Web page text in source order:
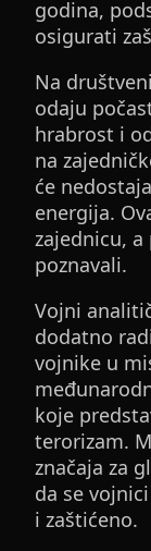
godina,
osigurati
Na
odaju
hrabrost i
na
će
energija.
zajednicu,
poznavali.
Vojni
dodatno
vojnike u
koje
terorizam.
značaja za
da se
i zaštićeno.